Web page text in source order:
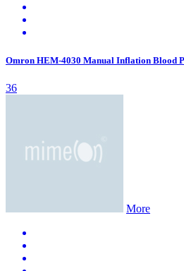
Omron HEM-4030 Manual Inflation Blood
36
More